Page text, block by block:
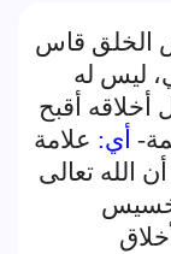
قاس
ليس له
أخلاقه أقبح
أي: علامة
الله تعالى
خسيس